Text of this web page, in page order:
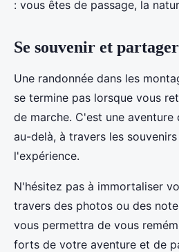
: vous êtes de passage, la
Se souvenir et
Une randonnée dans les
se termine pas lorsque vous
de marche. C'est une
au-delà, à travers les
l'expérience.
N'hésitez pas à immortaliser
travers des photos ou des
vous permettra de vous
forts de votre aventure et de